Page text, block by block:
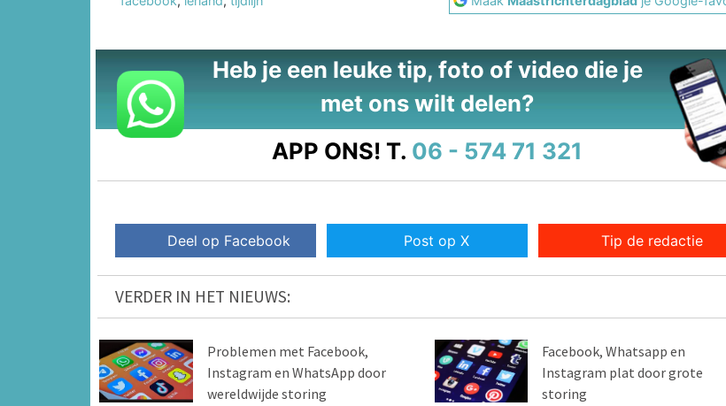
Heb je een leuke tip, foto of video die je
met ons wilt delen?
APP ONS! T. 06 - 574 71 321
Deel op Facebook Post op X Tip de redactie
VERDER IN HET NIEUWS:
Problemen met Facebook,
Instagram en WhatsApp door
wereldwijde storing
Facebook, Whatsapp en
Instagram plat door grote
storing